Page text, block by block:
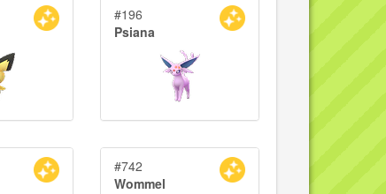
#196
Psiana
#742
Wommel